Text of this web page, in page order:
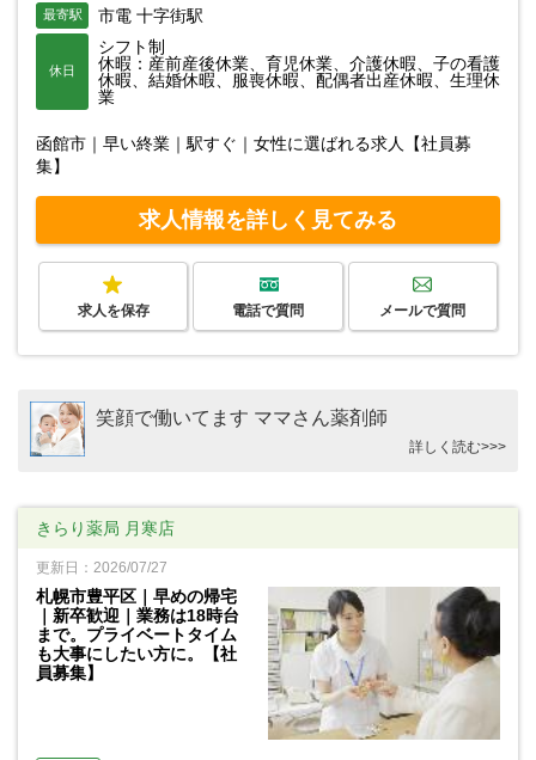
最寄駅 市電 十字街駅
休日
シフト制
休暇：産前産後休業、育児休業、介護休暇、子の看護
休暇、結婚休暇、服喪休暇、配偶者出産休暇、生理休
業
函館市｜早い終業｜駅すぐ｜女性に選ばれる求人【社員募
集】
求人情報を詳しく見てみる
求人を保存 電話で質問 メールで質問
笑顔で働いてます ママさん薬剤師
詳しく読む>>>
きらり薬局 月寒店
更新日：2026/07/27
札幌市豊平区｜早めの帰宅
｜新卒歓迎｜業務は18時台
まで。プライベートタイム
も大事にしたい方に。【社
員募集】